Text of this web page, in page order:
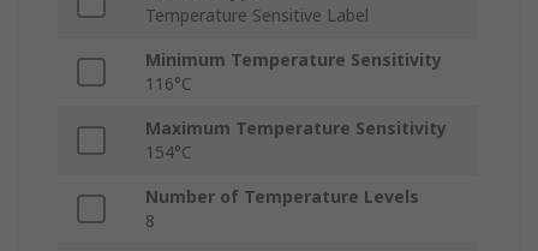
Temperature Sensitive Label
Minimum Temperature Sensitivity
116°C
Maximum Temperature Sensitivity
154°C
Number of Temperature Levels
8